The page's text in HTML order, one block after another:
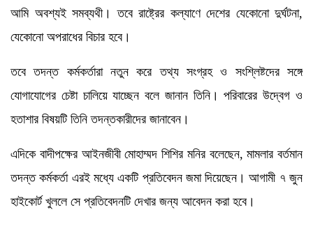
আমি অবশ্যই সমব্যথী। তবে রাষ্ট্রের কল্যাণে দেশের যেকোনো দুর্ঘটনা,
যেকোনো অপরাধের বিচার হবে।
তবে তদন্ত কর্মকর্তারা নতুন করে তথ্য সংগ্রহ ও সংশ্লিষ্টদের সঙ্গে
যোগাযোগের চেষ্টা চালিয়ে যাচ্ছেন বলে জানান তিনি। পরিবারের উদ্বেগ ও
হতাশার বিষয়টি তিনি তদন্তকারীদের জানাবেন।
এদিকে বাদীপক্ষের আইনজীবী মোহাম্মদ শিশির মনির বলেছেন, মামলার বর্তমান
তদন্ত কর্মকর্তা এরই মধ্যে একটি প্রতিবেদন জমা দিয়েছেন। আগামী ৭ জুন
হাইকোর্ট খুললে সে প্রতিবেদনটি দেখার জন্য আবেদন করা হবে।